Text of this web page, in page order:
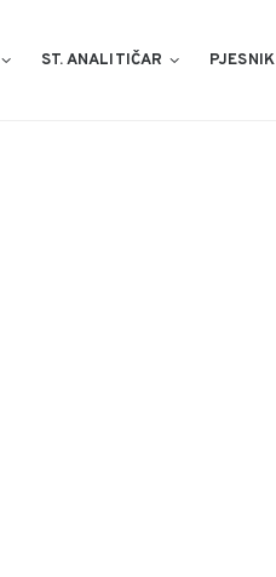
ST. ANALITIČAR PJESNIK